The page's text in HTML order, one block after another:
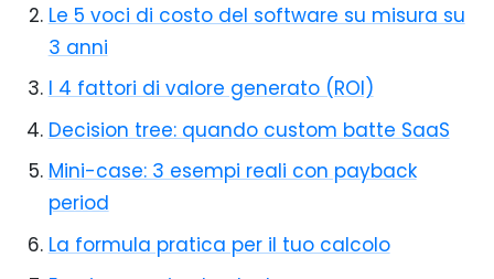
Le 5 voci di costo del software su misura su
3 anni
I 4 fattori di valore generato (ROI)
Decision tree: quando custom batte SaaS
Mini-case: 3 esempi reali con payback
period
La formula pratica per il tuo calcolo